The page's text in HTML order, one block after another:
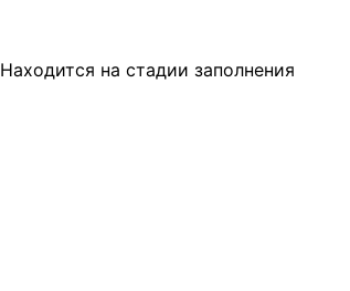
Находится на стадии заполнения